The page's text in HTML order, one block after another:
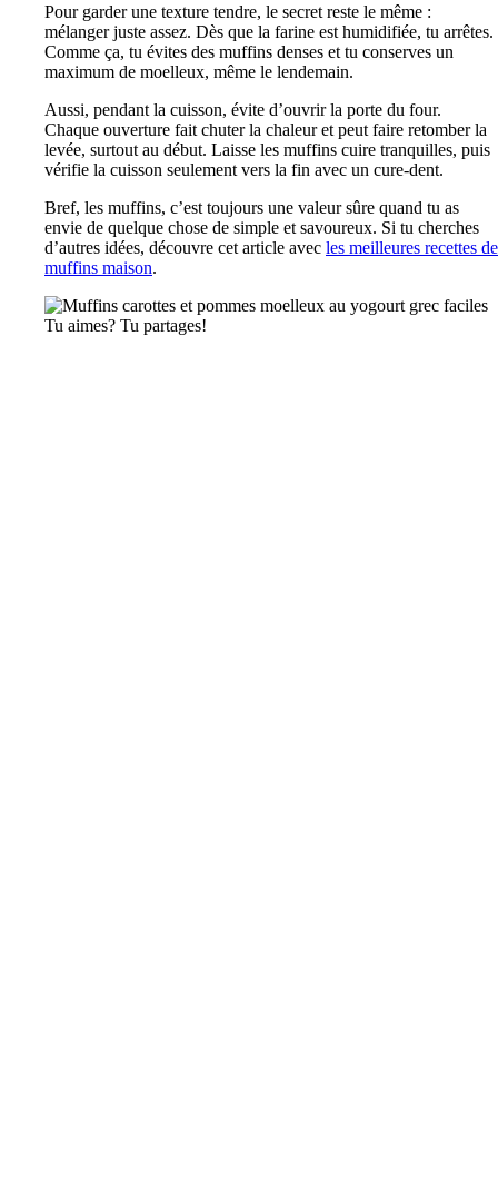
Pour garder une texture tendre, le secret reste le même :
mélanger juste assez. Dès que la farine est humidifiée, tu arrêtes.
Comme ça, tu évites des muffins denses et tu conserves un
maximum de moelleux, même le lendemain.
Aussi, pendant la cuisson, évite d’ouvrir la porte du four.
Chaque ouverture fait chuter la chaleur et peut faire retomber la
levée, surtout au début. Laisse les muffins cuire tranquilles, puis
vérifie la cuisson seulement vers la fin avec un cure-dent.
Bref, les muffins, c’est toujours une valeur sûre quand tu as
envie de quelque chose de simple et savoureux. Si tu cherches
d’autres idées, découvre cet article avec les meilleures recettes de
muffins maison.
Tu aimes? Tu partages!